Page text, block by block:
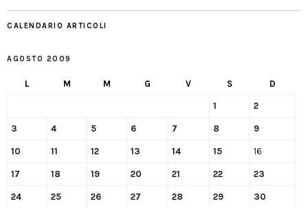
CALENDARIO ARTICOLI
AGOSTO 2009
L M M G V S D
1 2
3 4 5 6 7 8 9
10 11 12 13 14 15 16
17 18 19 20 21 22 23
24 25 26 27 28 29 30